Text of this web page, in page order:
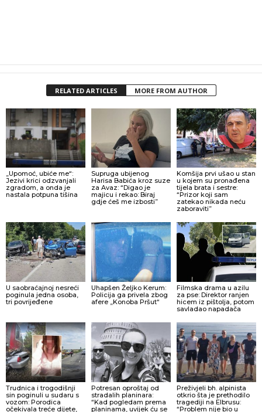
RELATED ARTICLES MORE FROM AUTHOR
„Upomoć, ubiće me“:
Jezivi krici odzvanjali
zgradom, a onda je
nastala potpuna tišina
Supruga ubijenog
Harisa Babića kroz suze
za Avaz: “Digao je
majicu i rekao: Biraj
gdje ćeš me izbosti”
Komšija prvi ušao u stan
u kojem su pronađena
tijela brata i sestre:
“Prizor koji sam
zatekao nikada neću
zaboraviti”
U saobraćajnoj nesreći
poginula jedna osoba,
tri povrijeđene
Uhapšen Željko Kerum:
Policija ga privela zbog
afere „Konoba Pršut“
Filmska drama u azilu
za pse: Direktor ranjen
hicem iz pištolja, potom
savladao napadača
Trudnica i trogodišnji
sin poginuli u sudaru s
vozom: Porodica
očekivala treće dijete,
Potresan oproštaj od
stradalih planinara:
“Kad pogledam prema
planinama, uvijek ću se
Preživjeli bh. alpinista
otkrio šta je prethodilo
tragediji na Elbrusu:
“Problem nije bio u